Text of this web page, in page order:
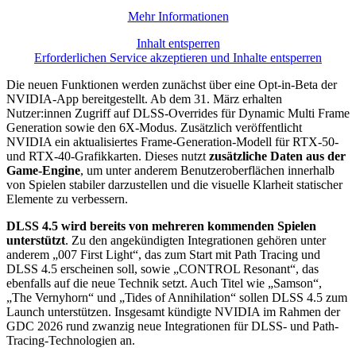
Mehr Informationen
Inhalt entsperren
Erforderlichen Service akzeptieren und Inhalte entsperren
Die neuen Funktionen werden zunächst über eine Opt-in-Beta der
NVIDIA-App bereitgestellt. Ab dem 31. März erhalten
Nutzer:innen Zugriff auf DLSS-Overrides für Dynamic Multi Frame
Generation sowie den 6X-Modus. Zusätzlich veröffentlicht
NVIDIA ein aktualisiertes Frame-Generation-Modell für RTX-50-
und RTX-40-Grafikkarten. Dieses nutzt zusätzliche Daten aus der
Game-Engine, um unter anderem Benutzeroberflächen innerhalb
von Spielen stabiler darzustellen und die visuelle Klarheit statischer
Elemente zu verbessern.
DLSS 4.5 wird bereits von mehreren kommenden Spielen
unterstützt. Zu den angekündigten Integrationen gehören unter
anderem „007 First Light“, das zum Start mit Path Tracing und
DLSS 4.5 erscheinen soll, sowie „CONTROL Resonant“, das
ebenfalls auf die neue Technik setzt. Auch Titel wie „Samson“,
„The Vernyhorn“ und „Tides of Annihilation“ sollen DLSS 4.5 zum
Launch unterstützen. Insgesamt kündigte NVIDIA im Rahmen der
GDC 2026 rund zwanzig neue Integrationen für DLSS- und Path-
Tracing-Technologien an.